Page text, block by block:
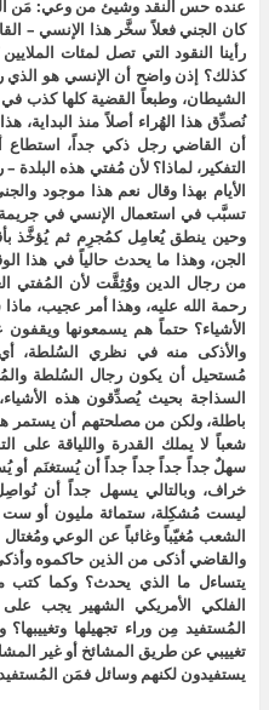
عنده حس النقد وشيئ من وعي: مَن
كان الجني فعلاً سخَّر هذا الإنسي –
رأينا النقود التي تصل لمئات
كذلك؟ إذن واضح أن الإنسي هو
الشيطان، وطبعاً القضية كلها كذب في
نُصدِّق هذا الهُراء أصلاً منذ البداية،
أن القاضي رجل ذكي جداً، استطاع
التفكير، لماذا؟ لأن مُفتي هذه
الأيام بهذا وقال نعم هذا موجود
تسبَّب في استعمال الإنسي في جريمة
وحين ينطق يُعامِل كمُجرِم ثم يُؤخَّذ
الجن، وهذا ما يحدث حالياً في هذا
من رجال الدين ووُثِقَّت لأن المُفتي
رحمة الله عليه، وهذا أمر عجيب،
الأشياء؟ حتماً هم يسمعونها ويقفون
والأذكى منه في نظري السُلطة،
مُستحيل أن يكون رجال السُلطة
السذاجة بحيث يُصدِّقون هذه
باطلة، ولكن من مصلحتهم أن يستمر
شعباً لا يملك القدرة واللياقة على
سهلٌ جداً جداً جداً جداً أن يُستغنَم أو
خراف، وبالتالي يسهل جداً أن
ليست مُشكِلة، ستمائة مليون أو ست
الشعب مُغيّباً وغائباً عن الوعي
والقاضي أذكى من الذين حاكموه
الفلكي الأمريكي الشهير يجب
المُستفيد مِن وراء تجهيلها
تغييبي عن طريق المشائخ أو غير
يستفيدون لكنهم وسائل فمَن المُستفيد